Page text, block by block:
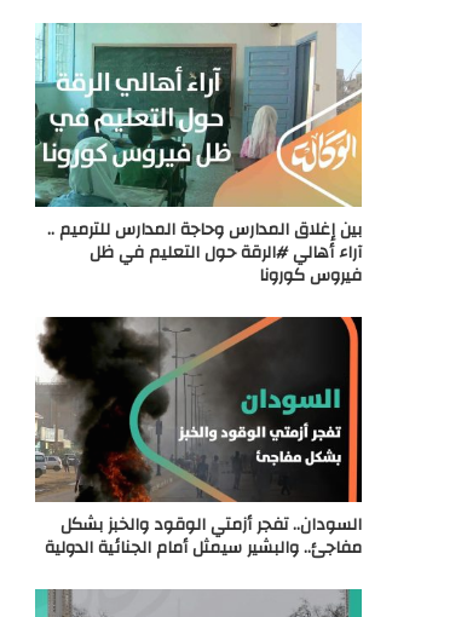
بين إغلاق المدارس وحاجة المدارس للترميم ..
آراء أهالي #الرقة حول التعليم في ظل
فيروس كورونا
السودان.. تفجر أزمتي الوقود والخبز بشكل
مفاجئ.. والبشير سيمثل أمام الجنائية الدولية